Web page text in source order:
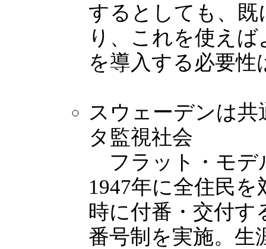
するとしても、既
り、これを使え
を導入する必要性
スウェーデンは
タ監視社会
フラット・モデ
1947年に全住民
時に付番・交付す
番号制を実施。生